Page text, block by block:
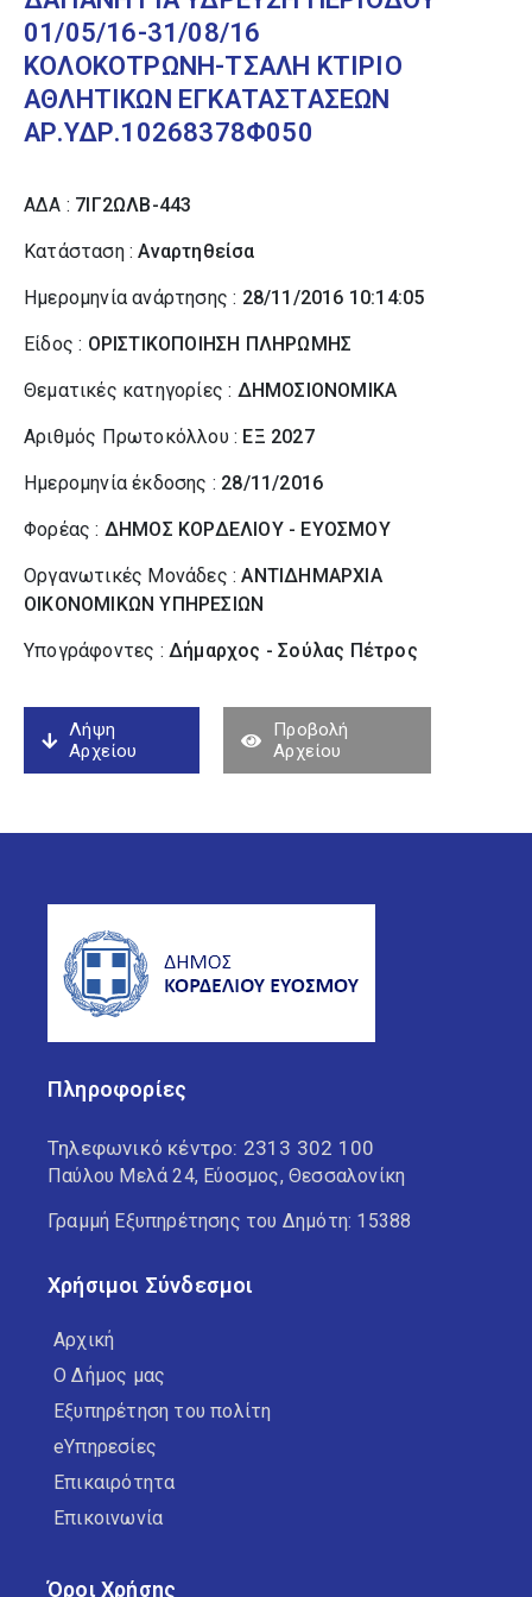
01/05/16-31/08/16
ΚΟΛΟΚΟΤΡΩΝΗ-ΤΣΑΛΗ ΚΤΙΡΙΟ
ΑΘΛΗΤΙΚΩΝ ΕΓΚΑΤΑΣΤΑΣΕΩΝ
ΑΡ.ΥΔΡ.10268378Φ050
ΑΔΑ : 7ΙΓ2ΩΛΒ-443
Κατάσταση :Αναρτηθείσα
Ημερομηνία ανάρτησης : 28/11/2016 10:14:05
Είδος : ΟΡΙΣΤΙΚΟΠΟΙΗΣΗ ΠΛΗΡΩΜΗΣ
Θεματικές κατηγορίες : ΔΗΜΟΣΙΟΝΟΜΙΚΑ
Αριθμός Πρωτοκόλλου : ΕΞ 2027
Ημερομηνία έκδοσης : 28/11/2016
Φορέας : ΔΗΜΟΣ ΚΟΡΔΕΛΙΟΥ - ΕΥΟΣΜΟΥ
Οργανωτικές Μονάδες :ΑΝΤΙΔΗΜΑΡΧΙΑ
ΟΙΚΟΝΟΜΙΚΩΝ ΥΠΗΡΕΣΙΩΝ
Υπογράφοντες : Δήμαρχος - Σούλας Πέτρος
Λήψη
Αρχείου
Προβολή
Αρχείου
Πληροφορίες
Τηλεφωνικό κέντρο: 2313 302 100
Παύλου Μελά 24, Εύοσμος, Θεσσαλονίκη
Γραμμή Εξυπηρέτησης του Δημότη: 15388
Χρήσιμοι Σύνδεσμοι
Αρχική
Ο Δήμος μας
Εξυπηρέτηση του πολίτη
eΥπηρεσίες
Επικαιρότητα
Επικοινωνία
Όροι Χρήσης